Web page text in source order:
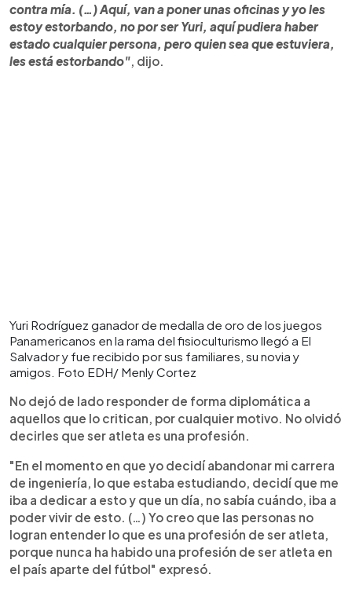
contra mía. (…) Aquí, van a poner unas oficinas y yo les
estoy estorbando, no por ser Yuri, aquí pudiera haber
estado cualquier persona, pero quien sea que estuviera,
les está estorbando", dijo.
Yuri Rodríguez ganador de medalla de oro de los juegos
Panamericanos en la rama del fisioculturismo llegó a El
Salvador y fue recibido por sus familiares, su novia y
amigos. Foto EDH/ Menly Cortez
No dejó de lado responder de forma diplomática a
aquellos que lo critican, por cualquier motivo. No olvidó
decirles que ser atleta es una profesión.
"En el momento en que yo decidí abandonar mi carrera
de ingeniería, lo que estaba estudiando, decidí que me
iba a dedicar a esto y que un día, no sabía cuándo, iba a
poder vivir de esto. (…) Yo creo que las personas no
logran entender lo que es una profesión de ser atleta,
porque nunca ha habido una profesión de ser atleta en
el país aparte del fútbol" expresó.